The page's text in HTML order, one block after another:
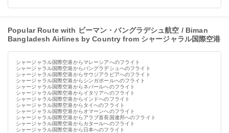
Popular Route with ビーマン・バングラデシュ航空 / Biman
Bangladesh Airlines by Country from シャージャラル国際空港
シャージャラル国際空港からマレーシアへのフライト
シャージャラル国際空港からバングラデシュへのフライト
シャージャラル国際空港からサウジアラビアへのフライト
シャージャラル国際空港からシンガポールへのフライト
シャージャラル国際空港からネパールへのフライト
シャージャラル国際空港からイタリアへのフライト
シャージャラル国際空港からインドへのフライト
シャージャラル国際空港からタイへのフライト
シャージャラル国際空港からオマーンへのフライト
シャージャラル国際空港からアラブ首長国連邦へのフライト
シャージャラル国際空港からカタールへのフライト
シャージャラル国際空港から日本へのフライト